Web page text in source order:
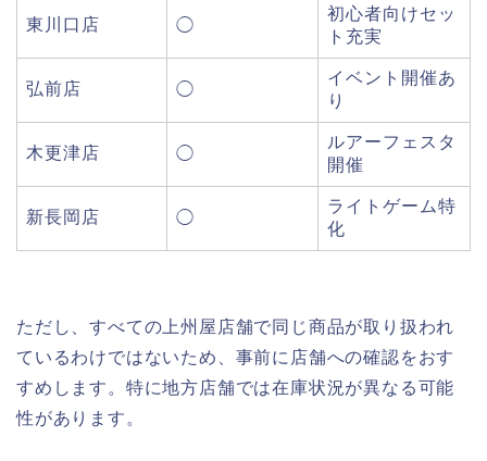
東川口店 ◯
初心者向けセッ
ト充実
弘前店 ◯
イベント開催あ
り
木更津店 ◯
ルアーフェスタ
開催
新長岡店 ◯
ライトゲーム特
化
ただし、すべての上州屋店舗で同じ商品が取り扱われ
ているわけではないため、事前に店舗への確認をおす
すめします。特に地方店舗では在庫状況が異なる可能
性があります。